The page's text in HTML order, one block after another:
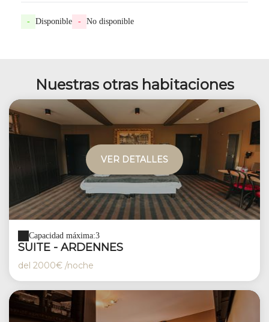
- Disponible - No disponible
Nuestras otras habitaciones
VER DETALLES
Capacidad máxima:3
SUITE - ARDENNES
del 2000€ /noche